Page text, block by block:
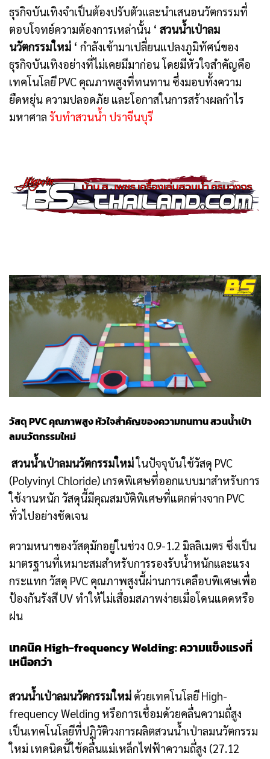
ธุรกิจบันเทิงจำเป็นต้องปรับตัวและนำเสนอนวัตกรรมที่
ตอบโจทย์ความต้องการเหล่านั้น ‘ สวนน้ำเป่าลม
นวัตกรรมใหม่ ‘ กำลังเข้ามาเปลี่ยนแปลงภูมิทัศน์ของ
ธุรกิจบันเทิงอย่างที่ไม่เคยมีมาก่อน โดยมีหัวใจสำคัญคือ
เทคโนโลยี PVC คุณภาพสูงที่ทนทาน ซึ่งมอบทั้งความ
ยืดหยุ่น ความปลอดภัย และโอกาสในการสร้างผลกำไร
มหาศาล รับทำสวนน้ำ ปราจีนบุรี
วัสดุ PVC คุณภาพสูง หัวใจสำคัญของความทนทาน สวนน้ำเป่า
ลมนวัตกรรมใหม่
สวนน้ำเป่าลมนวัตกรรมใหม่ในปัจจุบันใช้วัสดุ PVC
(Polyvinyl Chloride) เกรดพิเศษที่ออกแบบมาสำหรับการ
ใช้งานหนัก วัสดุนี้มีคุณสมบัติพิเศษที่แตกต่างจาก PVC
ทั่วไปอย่างชัดเจน
ความหนาของวัสดุมักอยู่ในช่วง 0.9-1.2 มิลลิเมตร ซึ่งเป็น
มาตรฐานที่เหมาะสมสำหรับการรองรับน้ำหนักและแรง
กระแทก วัสดุ PVC คุณภาพสูงนี้ผ่านการเคลือบพิเศษเพื่อ
ป้องกันรังสี UV ทำให้ไม่เสื่อมสภาพง่ายเมื่อโดนแดดหรือ
ฝน
เทคนิค High-frequency Welding: ความแข็งแรงที่
เหนือกว่า
สวนน้ำเป่าลมนวัตกรรมใหม่ ด้วยเทคโนโลยี High-
frequency Welding หรือการเชื่อมด้วยคลื่นความถี่สูง
เป็นเทคโนโลยีที่ปฏิวัติวงการผลิตสวนน้ำเป่าลมนวัตกรรม
ใหม่ เทคนิคนี้ใช้คลื่นแม่เหล็กไฟฟ้าความถี่สูง (27.12